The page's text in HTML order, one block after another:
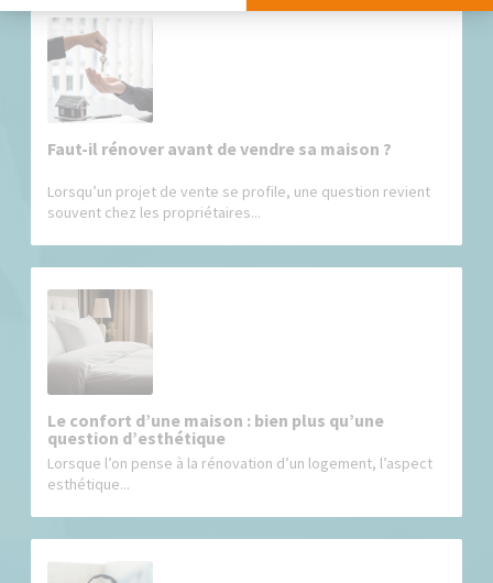
Faut-il rénover avant de vendre sa maison ?
Lorsqu’un projet de vente se profile, une question revient
souvent chez les propriétaires...
Le confort d’une maison : bien plus qu’une
question d’esthétique
Lorsque l’on pense à la rénovation d’un logement, l’aspect
esthétique...